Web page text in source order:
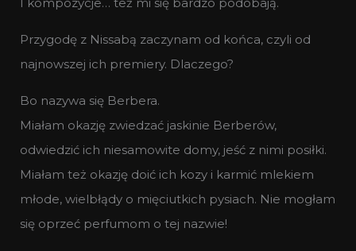
Przygodę z Nissabą zaczynam od końca, czyli od
najnowszej ich premiery. Dlaczego?
Bo nazywa się Berbera.
Miałam okazję zwiedzać jaskinie Berberów,
odwiedzić ich niesamowite domy, jeść z nimi posiłki.
Miałam też okazję doić ich kozy i karmić mlekiem
młode, wielbłądy o mięciutkich pysiach. Nie mogłam
się oprzeć perfumom o tej nazwie!